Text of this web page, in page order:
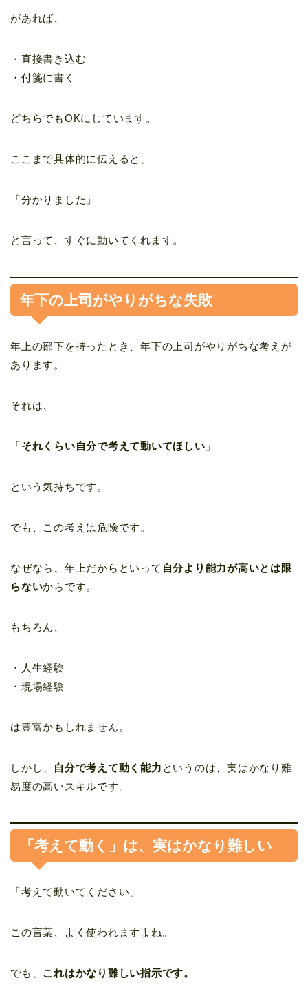
があれば、
・直接書き込む
・付箋に書く
どちらでもOKにしています。
ここまで具体的に伝えると、
「分かりました」
と言って、すぐに動いてくれます。
年下の上司がやりがちな失敗
年上の部下を持ったとき、年下の上司がやりがちな考えが
あります。
それは、
「それくらい自分で考えて動いてほしい」
という気持ちです。
でも、この考えは危険です。
なぜなら、年上だからといって 自分より能力が高いとは限
らないからです。
もちろん、
・人生経験
・現場経験
は豊富かもしれません。
しかし、 自分で考えて動く能力 というのは、実はかなり難
易度の高いスキルです。
「考えて動く」は、実はかなり難しい
「考えて動いてください」
この言葉、よく使われますよね。
でも、 これはかなり難しい指示です。